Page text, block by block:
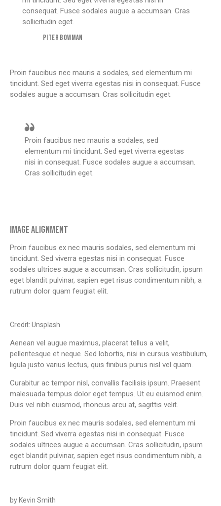
consequat. Fusce sodales augue a accumsan. Cras
sollicitudin eget.
Piter Bowman
Proin faucibus nec mauris a sodales, sed elementum mi
tincidunt. Sed eget viverra egestas nisi in consequat. Fusce
sodales augue a accumsan. Cras sollicitudin eget.
Proin faucibus nec mauris a sodales, sed
elementum mi tincidunt. Sed eget viverra egestas
nisi in consequat. Fusce sodales augue a accumsan.
Cras sollicitudin eget.
IMAGE ALIGNMENT
Proin faucibus ex nec mauris sodales, sed elementum mi
tincidunt. Sed viverra egestas nisi in consequat. Fusce
sodales ultrices augue a accumsan. Cras sollicitudin, ipsum
eget blandit pulvinar, sapien eget risus condimentum nibh, a
rutrum dolor quam feugiat elit.
Credit: Unsplash
Aenean vel augue maximus, placerat tellus a velit,
pellentesque et neque. Sed lobortis, nisi in cursus vestibulum,
ligula justo varius lectus, quis finibus purus nisl vel quam.
Curabitur ac tempor nisl, convallis facilisis ipsum. Praesent
malesuada tempus dolor eget tempus. Ut eu euismod enim.
Duis vel nibh euismod, rhoncus arcu at, sagittis velit.
Proin faucibus ex nec mauris sodales, sed elementum mi
tincidunt. Sed viverra egestas nisi in consequat. Fusce
sodales ultrices augue a accumsan. Cras sollicitudin, ipsum
eget blandit pulvinar, sapien eget risus condimentum nibh, a
rutrum dolor quam feugiat elit.
by Kevin Smith